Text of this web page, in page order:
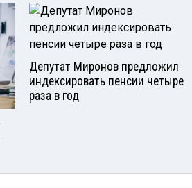
Депутат Миронов предложил
индексировать пенсии четыре
раза в год